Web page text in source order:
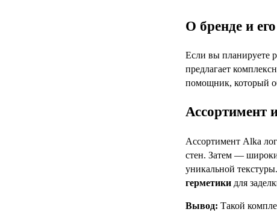
О бренде и
Если вы планируете
предлагает
помощник, который
Ассортимент
Ассортимент Alka
стен. Затем —
уникальной
герметики для
Вывод: Такой